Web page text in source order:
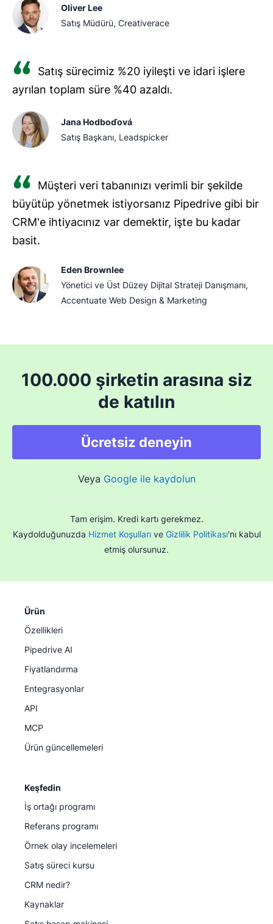
Farklı bir Excel çalışma kitabından aktarmak için her
ikisini de açın, kaynaktaki verileri seçin ve bunu
olarak, “Verileri İçe Aktar” özelliğini kullanabilirsiniz.
Oliver Lee
Satış Müdürü, Creativerace
Satış sürecimiz %20 iyileşti ve idari işlere
ayrılan toplam süre %40 azaldı.
Jana Hodboďová
Satış Başkanı, Leadspicker
Müşteri veri tabanınızı verimli bir şekilde
büyütüp yönetmek istiyorsanız Pipedrive gibi bir
CRM'e ihtiyacınız var demektir, işte bu kadar
basit.
Eden Brownlee
Yönetici ve Üst Düzey Dijital Strateji Danışmanı,
Accentuate Web Design & Marketing
100.000 şirketin arasına siz
de katılın
Ücretsiz deneyin
Veya Google ile kaydolun
Tam erişim. Kredi kartı gerekmez.
Kaydolduğunuzda Hizmet Koşullarıve Gizlilik Politikası'nı kabul
etmiş olursunuz.
Ürün
Özellikleri
Pipedrive AI
Fiyatlandırma
Entegrasyonlar
API
MCP
Ürün güncellemeleri
Keşfedin
İş ortağı programı
Referans programı
Örnek olay incelemeleri
Satış süreci kursu
CRM nedir?
Kaynaklar